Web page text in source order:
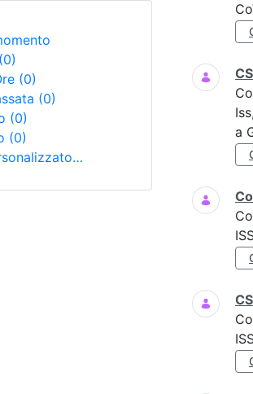
(0)
(0)
(0)
(0)
(0)
Iss,
a